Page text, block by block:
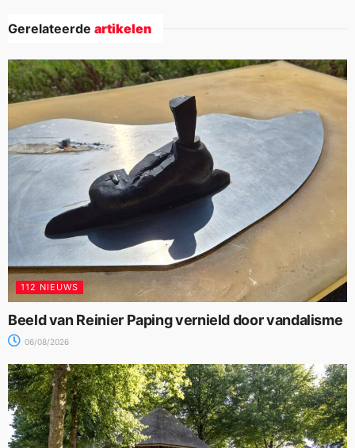
Gerelateerde artikelen
112 NIEUWS
Beeld van Reinier Paping vernield door vandalisme
06/08/2026